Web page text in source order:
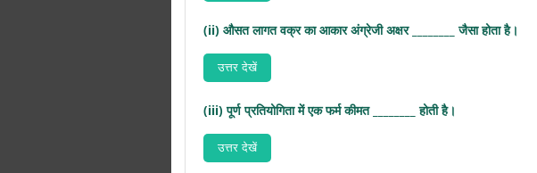
(ii) औसत लागत वक्र का आकार अंग्रेजी अक्षर ________ जैसा होता है।
उत्तर देखें
(iii) पूर्ण प्रतियोगिता में एक फर्म कीमत ________ होती है।
उत्तर देखें